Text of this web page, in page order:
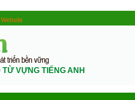
TỪ VỰNG TIẾNG ANH